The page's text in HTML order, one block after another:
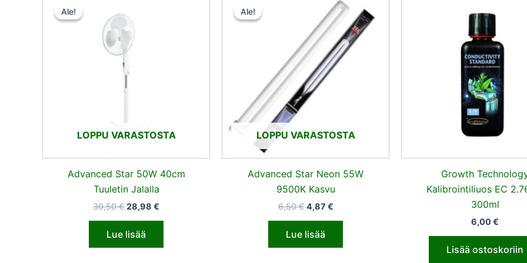
Ale!
LOPPU VARASTOSTA
Ale!
Advanced Star 50W 40cm
Tuuletin Jalalla
30,50€
oli:
30,50 €.
28,98 €
Lue lisää
Ale!
LOPPU VARASTOSTA
Ale!
Advanced Star Neon 55W
9500K Kasvu
6,50€
6,50 €.
4,87 €
hinta
on:
4,87 €.
Lue lisää
Growth
Kalibrointiliuos EC
300ml
6,00€
Lisää ostoskoriin